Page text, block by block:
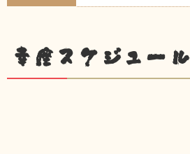
幸座スケジュール